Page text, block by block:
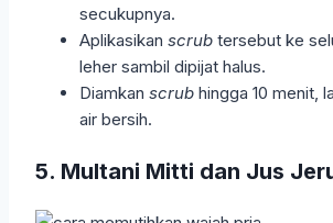
secukupnya.
Aplikasikan scrub tersebut ke
leher sambil dipijat halus.
Diamkan scrub hingga 10 menit,
air bersih.
5. Multani Mitti dan Jus